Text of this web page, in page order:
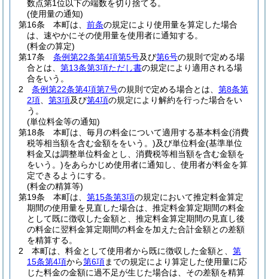
数点第1位以下の端数を切り捨てる。
(使用量の通知)
第16条
本町は、 前条の規定により使用量を算定した場合
は、速やかにその使用量を使用者に通知する。
(料金の算定)
第17条
条例第22条第4項第5号及び第6号の規則で定める場
合とは、 第13条第3項ただし書の規定により適用される場
合をいう。
2
条例第22条第4項第7号の規則で定める場合とは、 第8条第
2項
第3項及び第4項の規定により解約を行った場合をい
う。
(単位料金等の通知)
第18条
本町は、毎月の料金について適用する基本料金(消費
税等相当額を含む金額ををいう。)及び単位料金(基準単位
料金又は調整単位料金とし、消費税等相当額を含む金額を
をいう。)をあらかじめ使用者に通知し、使用者が料金を算
定できるようにする。
(料金の精算等)
第19条
本町は、 第15条第3項の規定において推定料金算定
期間の使用量を見直した場合は、推定料金算定期間の料金
として既に徴収した金額と、推定料金算定期間の見直し後
の料金に翌料金算定期間の料金を加えた合計金額との差額
を精算する。
2
本町は、料金として使用者から既に徴収した金額と、 第
15条第4項から第6項までの規定により算定した使用量に応
じた料金の金額に過不足が生じた場合は、その差額を精算